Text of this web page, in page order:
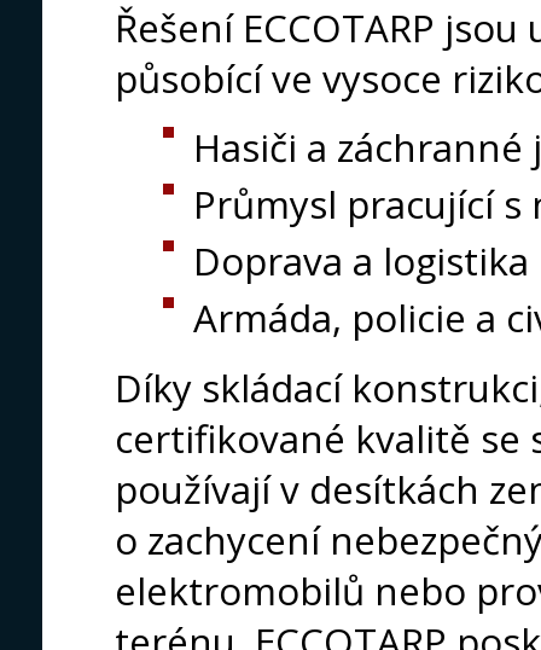
Řešení ECCOTARP
působící ve vysoce
Hasiči a
Průmysl pracující
Doprava a logistika
Armáda, policie a
Díky skládací
certifikované kvalitě se
používají v desítkách
o zachycení
elektromobilů nebo